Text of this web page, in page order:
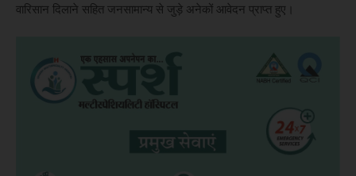
वारिसान दिलाने सहित जनसामान्य से जुड़े अनेकों आवेदन प्राप्त हुए।